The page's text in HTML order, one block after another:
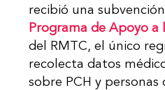
recibió una
Programa de Apoyo a
del RMTC, el único
recolecta datos
sobre PCH y